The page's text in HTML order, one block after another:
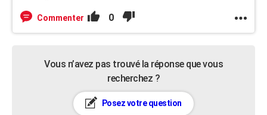
Commenter 0
Vous n’avez pas trouvé la réponse que vous
recherchez ?
Posez votre question